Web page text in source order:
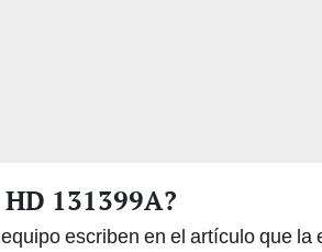
131399A?
escriben en el artículo que